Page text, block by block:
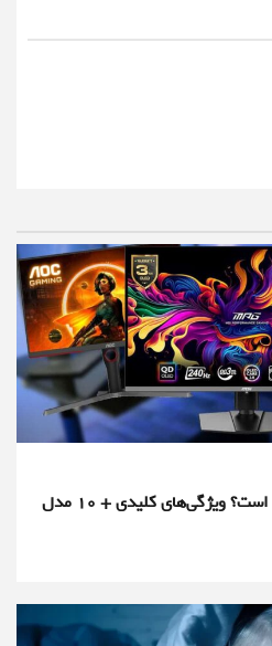
بهترین مانیتور گیمینگ کدام است؟ ویژگی‌های کلیدی + 10 مدل